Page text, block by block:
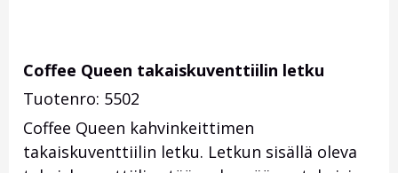
Coffee Queen takaiskuventtiilin letku
Tuotenro: 5502
Coffee Queen kahvinkeittimen
takaiskuventtiilin letku. Letkun sisällä oleva